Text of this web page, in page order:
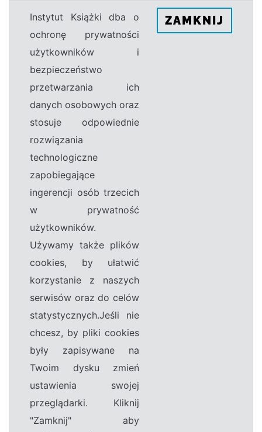
Instytut Książki dba o
ochronę prywatności
użytkowników i
bezpieczeństwo
przetwarzania ich
danych osobowych oraz
stosuje odpowiednie
rozwiązania
technologiczne
zapobiegające
ingerencji osób trzecich
w prywatność
użytkowników.
Używamy także plików
cookies, by ułatwić
korzystanie z naszych
serwisów oraz do celów
statystycznych.Jeśli nie
chcesz, by pliki cookies
były zapisywane na
Twoim dysku zmień
ustawienia swojej
przeglądarki. Kliknij
"Zamknij" aby
ZAMKNIJ